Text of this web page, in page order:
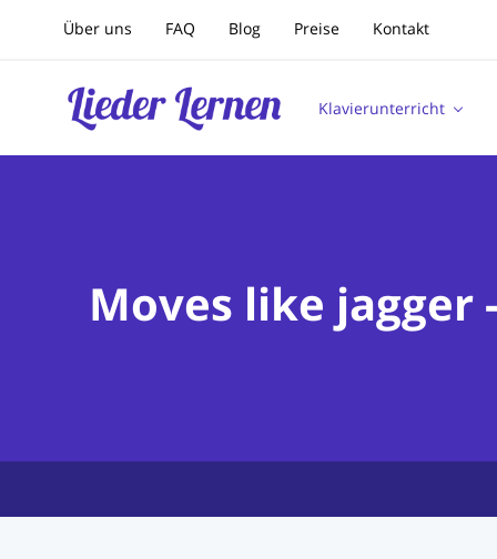
Über uns FAQ Blog Preise Kontakt
Klavierunterricht
Moves like